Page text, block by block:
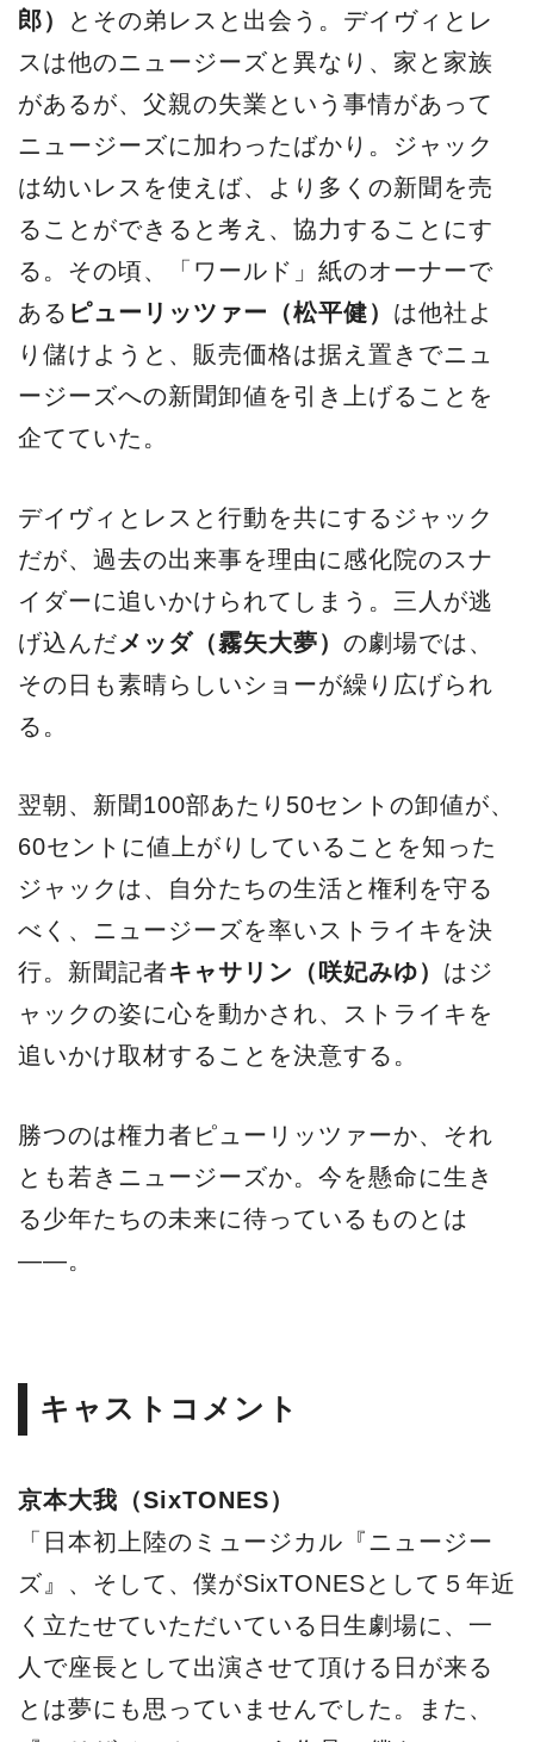
郎）
とその弟レスと出会う。デイヴィとレ
スは他のニュージーズと異なり、家と家族
があるが、父親の失業という事情があって
ニュージーズに加わったばかり。ジャック
は幼いレスを使えば、より多くの新聞を売
ることができると考え、協力することにす
る。その頃、「ワールド」紙のオーナーで
ある ピューリッツァー（松平健） は他社よ
り儲けようと、販売価格は据え置きでニュ
ージーズへの新聞卸値を引き上げることを
企てていた。
デイヴィとレスと行動を共にするジャック
だが、過去の出来事を理由に感化院のスナ
イダーに追いかけられてしまう。三人が逃
げ込んだメッダ（霧矢大夢） の劇場では、
その日も素晴らしいショーが繰り広げられ
る。
翌朝、新聞100部あたり50セントの卸値が、
60セントに値上がりしていることを知った
ジャックは、自分たちの生活と権利を守る
べく、ニュージーズを率いストライキを決
行。新聞記者キャサリン（咲妃みゆ） はジ
ャックの姿に心を動かされ、ストライキを
追いかけ取材することを決意する。
勝つのは権力者ピューリッツァーか、それ
とも若きニュージーズか。今を懸命に生き
る少年たちの未来に待っているものとは
——。
キャストコメント
京本大我（SixTONES）
「日本初上陸のミュージカル『ニュージー
ズ』、そして、僕がSixTONESとして５年近
く立たせていただいている日生劇場に、一
人で座長として出演させて頂ける日が来る
とは夢にも思っていませんでした。また、